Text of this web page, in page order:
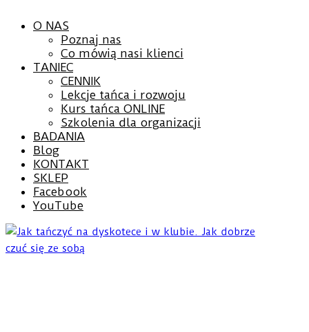
O NAS
Poznaj nas
Co mówią nasi klienci
TANIEC
CENNIK
Lekcje tańca i rozwoju
Kurs tańca ONLINE
Szkolenia dla organizacji
BADANIA
Blog
KONTAKT
SKLEP
Facebook
YouTube